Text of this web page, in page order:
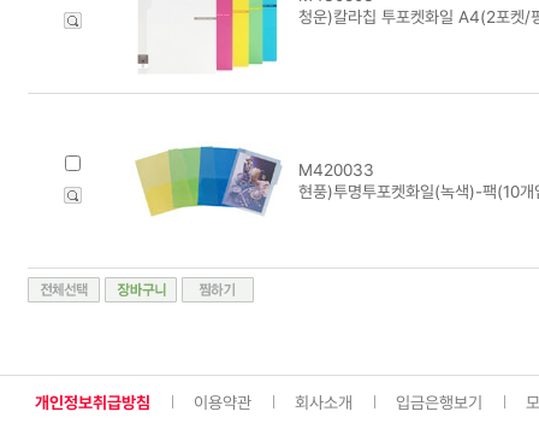
청운)칼라칩 투포켓화일 A4(2포켓/
M420033
현풍)투명투포켓화일(녹색)-팩(10개
개인정보취급방침 이용약관 회사소개 입금은행보기